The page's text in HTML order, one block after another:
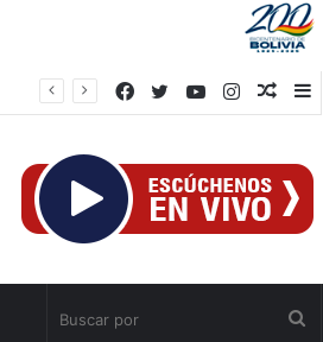
azar
Instagram
YouTube
Twitter
Facebook